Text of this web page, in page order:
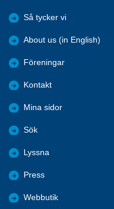
Så tycker vi
About us (in English)
Föreningar
Kontakt
Mina sidor
Sök
Lyssna
Press
Webbutik